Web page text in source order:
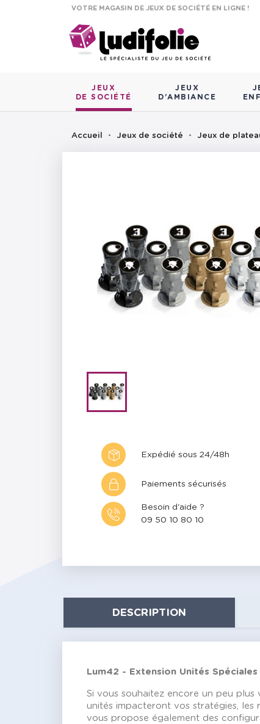
VOTRE MAGASIN DE JEUX DE SOCIÉTÉ EN LIGNE !
JEUX
DE SOCIÉTÉ
JEUX
D'AMBIANCE
Accueil Jeux de société Jeux de
Expédié sous 24/48h
Paiements sécurisés
Besoin d'aide ?
09 50 10 80 10
DESCRIPTION
Lum42 - Extension Unités Spéciales
Si vous souhaitez encore un peu plus
unités impacteront vos stratégies, les
vous propose également des